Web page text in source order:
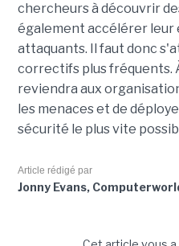
chercheurs à découvrir
également accélérer leur
attaquants. Il faut donc
correctifs plus fréquents.
reviendra aux
les menaces et de
sécurité le plus vite
Article rédigé par
Jonny Evans,